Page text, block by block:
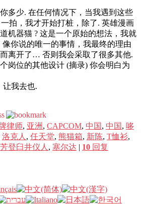
多少. 在任何情况下，当我遇到这些
拍，我才开始打桩，除了. 英雄漫画
机器猫 ? 这是一个原始的想法，我就
你说的唯一的事情，我最终的理由
离开了… 否则我会采取了很多其他.
岗位的其他设计 (摘录) 你会明白为
让我去也.
律师, 亚洲 , CAPCOM, 中国 , 中国 , 哆
洛克人 , 任天堂, 熊猫箱, 新陈, T恤衫,
芳登臼井仪人 , 塞尔达 | 10 回复